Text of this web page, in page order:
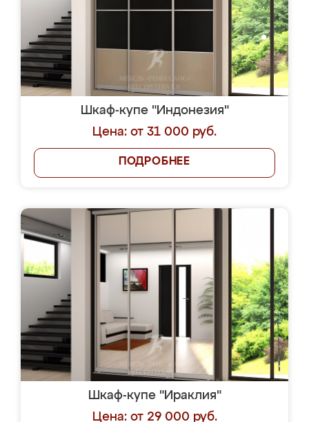
Шкаф-купе "Индонезия"
Цена: от 31 000 руб.
ПОДРОБНЕЕ
Шкаф-купе "Ираклия"
Цена: от 29 000 руб.